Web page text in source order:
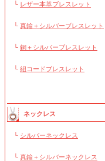
└ レザー本革ブレスレット
└ 真鍮＋シルバーブレスレット
└ 銅＋シルバーブレスレット
└ 紐コードブレスレット
ネックレス
└ シルバーネックレス
└ 真鍮＋シルバーネックレス